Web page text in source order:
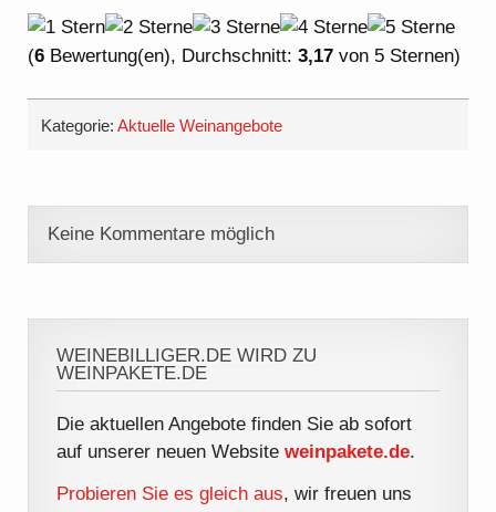
(6 Bewertung(en), Durchschnitt:3,17 von 5 Sternen)
Kategorie:Aktuelle Weinangebote
Keine Kommentare möglich
WEINEBILLIGER.DE WIRD ZU
WEINPAKETE.DE
Die aktuellen Angebote finden Sie ab sofort
auf unserer neuen Websiteweinpakete.de.
Probieren Sie es gleich aus, wir freuen uns